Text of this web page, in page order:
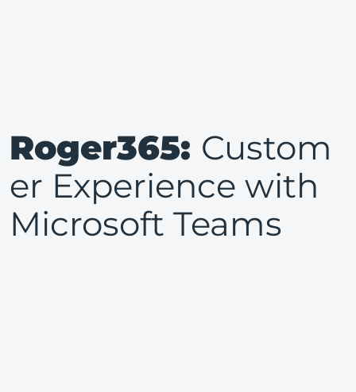
Roger365: Custom
er Experience with
Microsoft Teams